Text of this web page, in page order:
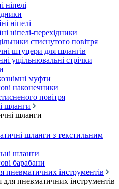
ніпелі
ніпелі
ніпелі-перехідники
стиснутого повітря
штуцери для шлангів
ущільнювальні стрічки
муфти
наконечники
повітря
шланги
шланги
шланги з текстильним
шланги
барабани
пневматичних інструментів
пневматичних інструментів